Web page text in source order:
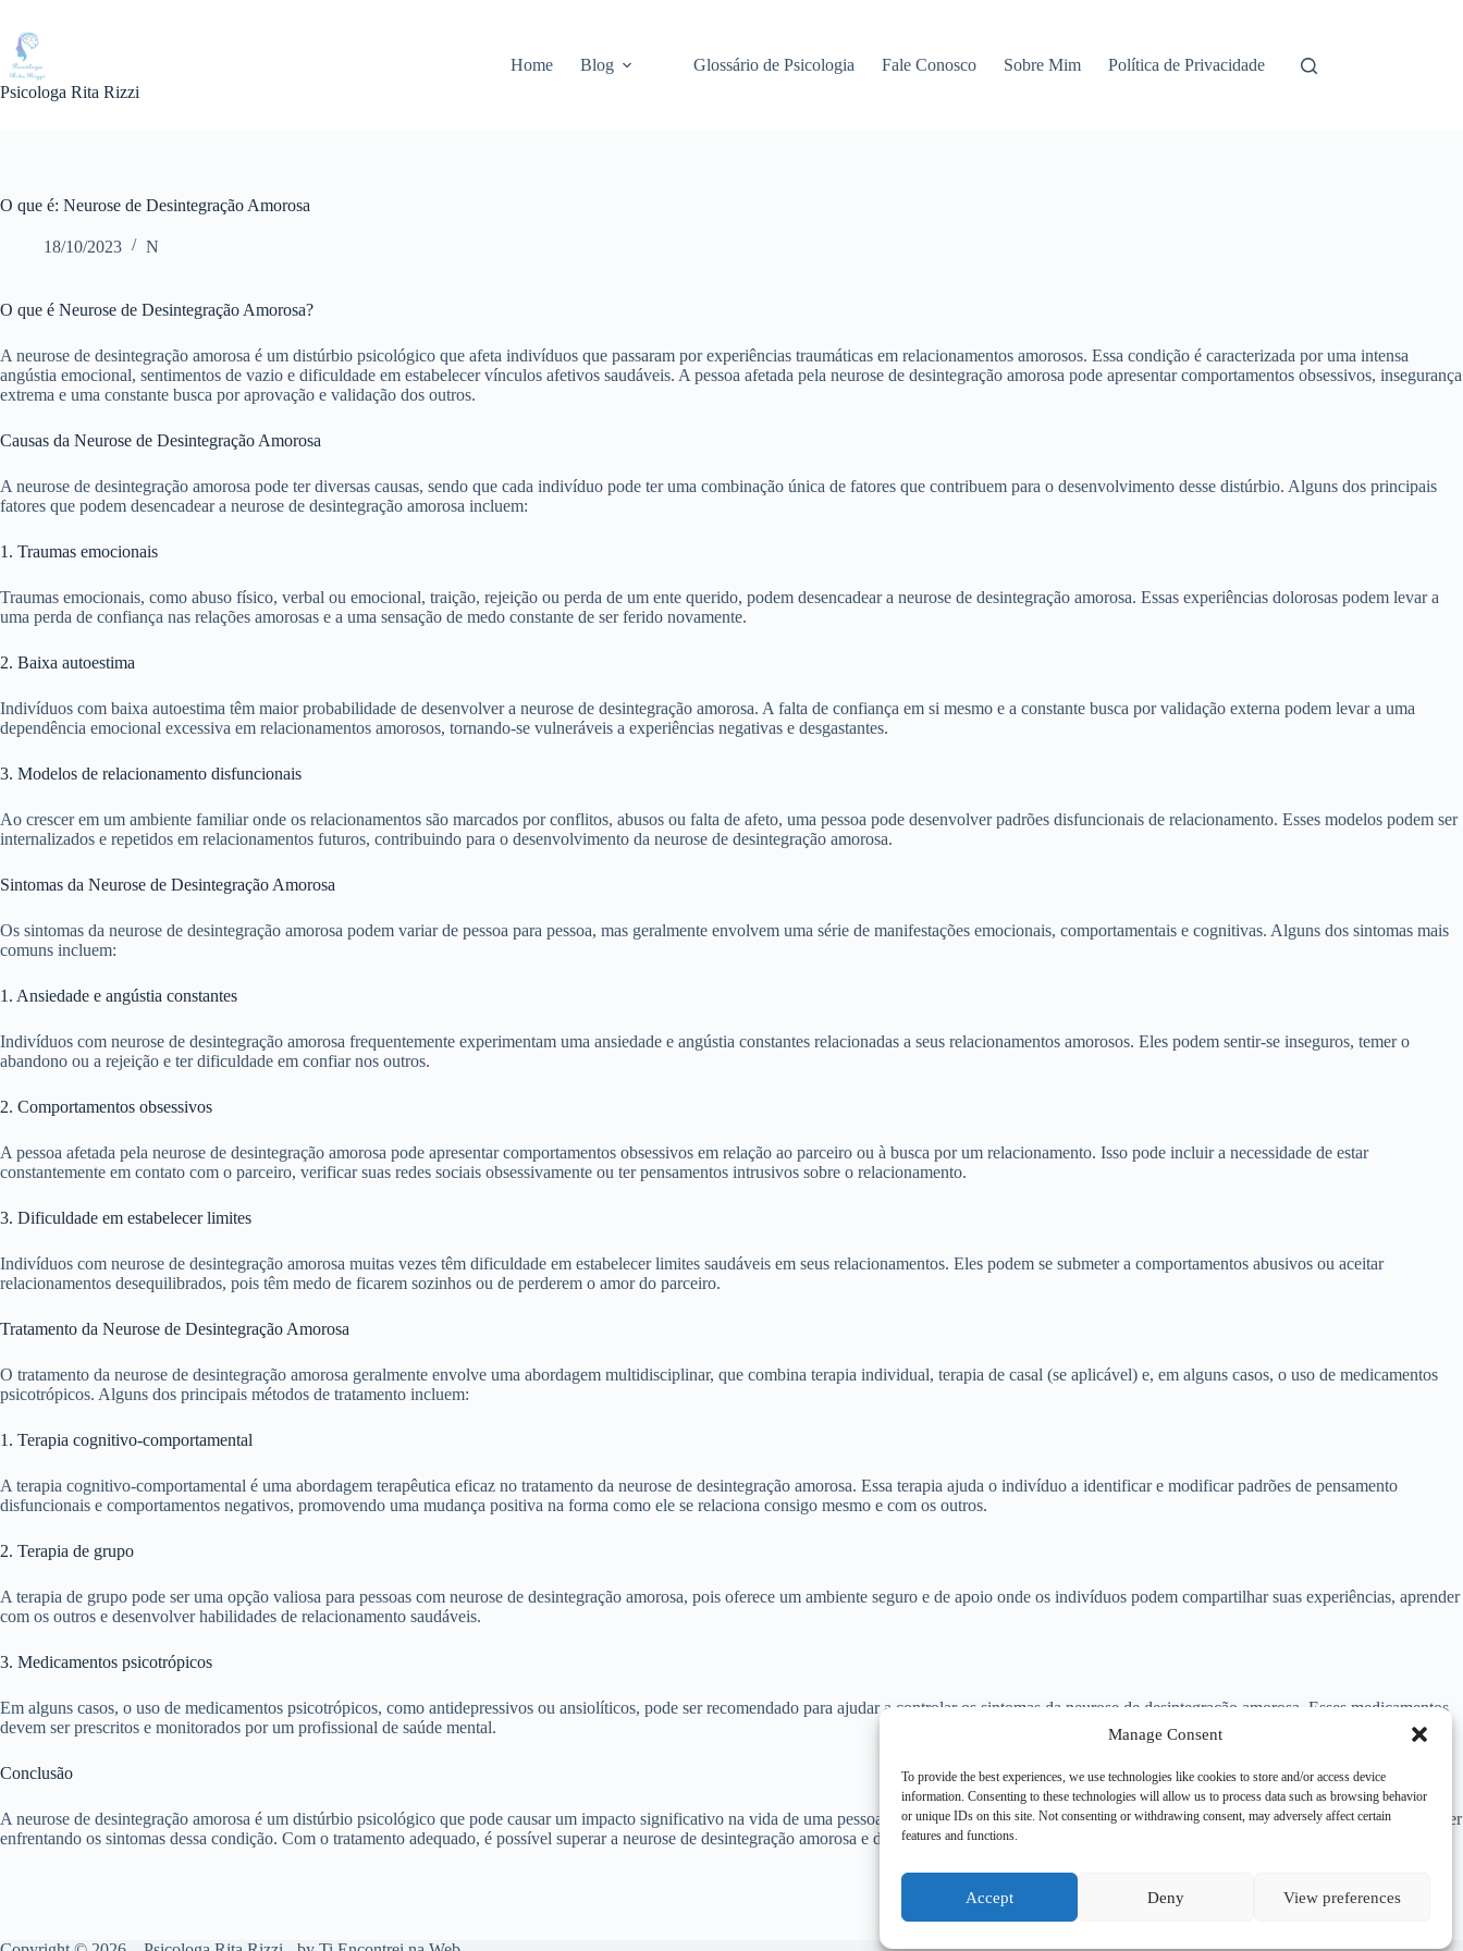
Manage Consent
To provide the best experiences, we use technologies like cookies to store and/or access device
information. Consenting to these technologies will allow us to process data such as browsing behavior
or unique IDs on this site. Not consenting or withdrawing consent, may adversely affect certain
features and functions.
Accept Deny View preferences
para
conteúdo
Psicologa Rita Rizzi
Home Blog Glossário de Psicologia Fale Conosco Sobre Mim Política de Privacidade
O que é: Neurose de Desintegração Amorosa
18/10/2023 N
O que é Neurose de Desintegração Amorosa?
A neurose de desintegração amorosa é um distúrbio psicológico que afeta indivíduos que passaram por experiências traumáticas em relacionamentos amorosos. Essa condição é caracterizada por uma intensa
angústia emocional, sentimentos de vazio e dificuldade em estabelecer vínculos afetivos saudáveis. A pessoa afetada pela neurose de desintegração amorosa pode apresentar comportamentos obsessivos, insegurança
extrema e uma constante busca por aprovação e validação dos outros.
Causas da Neurose de Desintegração Amorosa
A neurose de desintegração amorosa pode ter diversas causas, sendo que cada indivíduo pode ter uma combinação única de fatores que contribuem para o desenvolvimento desse distúrbio. Alguns dos principais
fatores que podem desencadear a neurose de desintegração amorosa incluem:
1. Traumas emocionais
Traumas emocionais, como abuso físico, verbal ou emocional, traição, rejeição ou perda de um ente querido, podem desencadear a neurose de desintegração amorosa. Essas experiências dolorosas podem levar a
uma perda de confiança nas relações amorosas e a uma sensação de medo constante de ser ferido novamente.
2. Baixa autoestima
Indivíduos com baixa autoestima têm maior probabilidade de desenvolver a neurose de desintegração amorosa. A falta de confiança em si mesmo e a constante busca por validação externa podem levar a uma
dependência emocional excessiva em relacionamentos amorosos, tornando-se vulneráveis a experiências negativas e desgastantes.
3. Modelos de relacionamento disfuncionais
Ao crescer em um ambiente familiar onde os relacionamentos são marcados por conflitos, abusos ou falta de afeto, uma pessoa pode desenvolver padrões disfuncionais de relacionamento. Esses modelos podem ser
internalizados e repetidos em relacionamentos futuros, contribuindo para o desenvolvimento da neurose de desintegração amorosa.
Sintomas da Neurose de Desintegração Amorosa
Os sintomas da neurose de desintegração amorosa podem variar de pessoa para pessoa, mas geralmente envolvem uma série de manifestações emocionais, comportamentais e cognitivas. Alguns dos sintomas mais
comuns incluem:
1. Ansiedade e angústia constantes
Indivíduos com neurose de desintegração amorosa frequentemente experimentam uma ansiedade e angústia constantes relacionadas a seus relacionamentos amorosos. Eles podem sentir-se inseguros, temer o
abandono ou a rejeição e ter dificuldade em confiar nos outros.
2. Comportamentos obsessivos
A pessoa afetada pela neurose de desintegração amorosa pode apresentar comportamentos obsessivos em relação ao parceiro ou à busca por um relacionamento. Isso pode incluir a necessidade de estar
constantemente em contato com o parceiro, verificar suas redes sociais obsessivamente ou ter pensamentos intrusivos sobre o relacionamento.
3. Dificuldade em estabelecer limites
Indivíduos com neurose de desintegração amorosa muitas vezes têm dificuldade em estabelecer limites saudáveis em seus relacionamentos. Eles podem se submeter a comportamentos abusivos ou aceitar
relacionamentos desequilibrados, pois têm medo de ficarem sozinhos ou de perderem o amor do parceiro.
Tratamento da Neurose de Desintegração Amorosa
O tratamento da neurose de desintegração amorosa geralmente envolve uma abordagem multidisciplinar, que combina terapia individual, terapia de casal (se aplicável) e, em alguns casos, o uso de medicamentos
psicotrópicos. Alguns dos principais métodos de tratamento incluem:
1. Terapia cognitivo-comportamental
A terapia cognitivo-comportamental é uma abordagem terapêutica eficaz no tratamento da neurose de desintegração amorosa. Essa terapia ajuda o indivíduo a identificar e modificar padrões de pensamento
disfuncionais e comportamentos negativos, promovendo uma mudança positiva na forma como ele se relaciona consigo mesmo e com os outros.
2. Terapia de grupo
A terapia de grupo pode ser uma opção valiosa para pessoas com neurose de desintegração amorosa, pois oferece um ambiente seguro e de apoio onde os indivíduos podem compartilhar suas experiências, aprender
com os outros e desenvolver habilidades de relacionamento saudáveis.
3. Medicamentos psicotrópicos
Em alguns casos, o uso de medicamentos psicotrópicos, como antidepressivos ou ansiolíticos, pode ser recomendado para ajudar a controlar os sintomas da neurose de desintegração amorosa. Esses medicamentos
devem ser prescritos e monitorados por um profissional de saúde mental.
Conclusão
A neurose de desintegração amorosa é um distúrbio psicológico que pode causar um impacto significativo na vida de uma pessoa. É importante buscar ajuda profissional se você ou alguém que você conhece estiver
enfrentando os sintomas dessa condição. Com o tratamento adequado, é possível superar a neurose de desintegração amorosa e desenvolver relacionamentos amorosos saudáveis e gratificantes.